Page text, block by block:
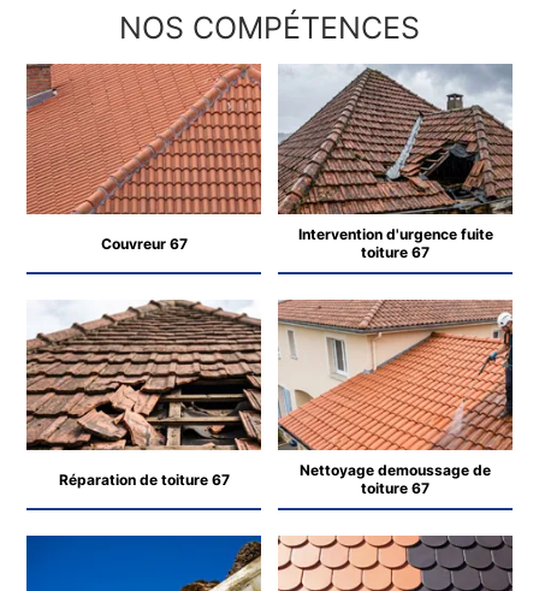
NOS COMPÉTENCES
Couvreur 67
Intervention d'urgence fuite
toiture 67
Réparation de toiture 67
Nettoyage demoussage de
toiture 67